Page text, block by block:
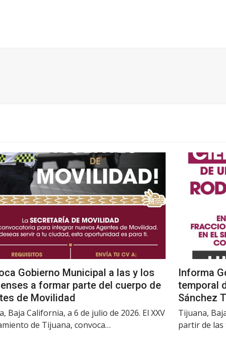
Gobierno Municipal a las y los
a formar parte del cuerpo de
de Movilidad
Baja California, a 6 de julio de 2026. El XXV
de Tijuana, convoca…
Informa
temporal
Sánchez
Tijuana,
partir de las